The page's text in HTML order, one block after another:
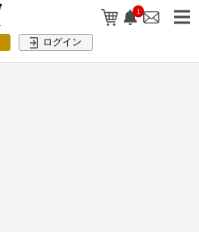
1
ログイン